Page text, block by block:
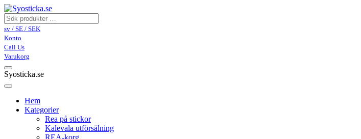
sv / SE / SEK
Konto
Call Us
Varukorg
Syosticka.se
Hem
Kategorier
Rea på stickor
Kalevala utförsälning
REA-korg